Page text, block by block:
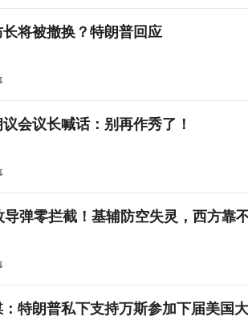
长将被撤换？特朗普回应
会议长喊话：别再作秀了！
导弹零拦截！基辅防空失灵，西方靠
：特朗普私下支持万斯参加下届美国